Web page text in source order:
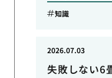
知識
失敗しない6
2026.07.03